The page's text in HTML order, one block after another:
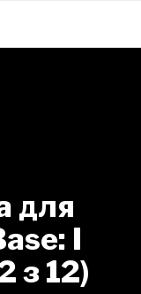
для
I
з 12)